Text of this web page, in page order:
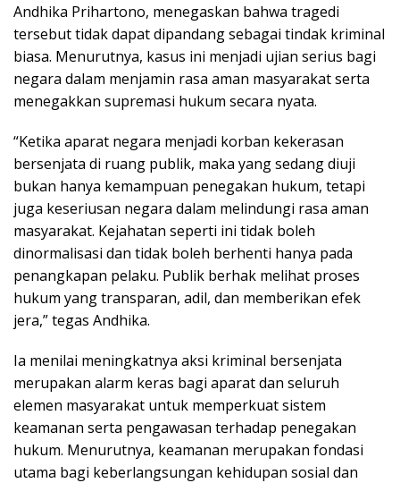
Andhika Prihartono, menegaskan bahwa tragedi
tersebut tidak dapat dipandang sebagai tindak kriminal
biasa. Menurutnya, kasus ini menjadi ujian serius bagi
negara dalam menjamin rasa aman masyarakat serta
menegakkan supremasi hukum secara nyata.
“Ketika aparat negara menjadi korban kekerasan
bersenjata di ruang publik, maka yang sedang diuji
bukan hanya kemampuan penegakan hukum, tetapi
juga keseriusan negara dalam melindungi rasa aman
masyarakat. Kejahatan seperti ini tidak boleh
dinormalisasi dan tidak boleh berhenti hanya pada
penangkapan pelaku. Publik berhak melihat proses
hukum yang transparan, adil, dan memberikan efek
jera,” tegas Andhika.
Ia menilai meningkatnya aksi kriminal bersenjata
merupakan alarm keras bagi aparat dan seluruh
elemen masyarakat untuk memperkuat sistem
keamanan serta pengawasan terhadap penegakan
hukum. Menurutnya, keamanan merupakan fondasi
utama bagi keberlangsungan kehidupan sosial dan